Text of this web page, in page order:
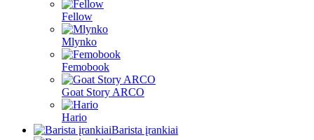
Fellow
Mlynko
Femobook
Goat Story ARCO
Hario
Barista įrankiai